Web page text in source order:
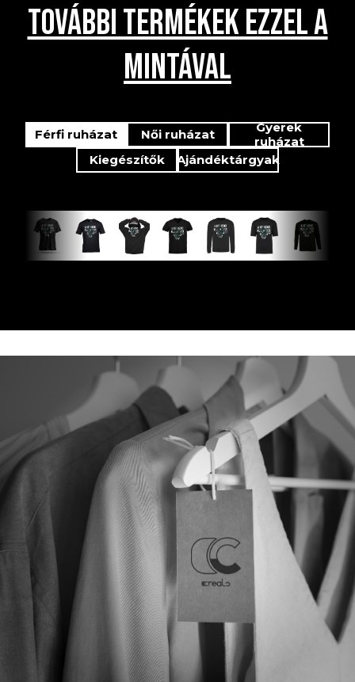
TOVÁBBI TERMÉKEK EZZEL A
MINTÁVAL
Férfi ruházat Női ruházat
Gyerek
ruházat
Kiegészítők
Ajándéktárgyak